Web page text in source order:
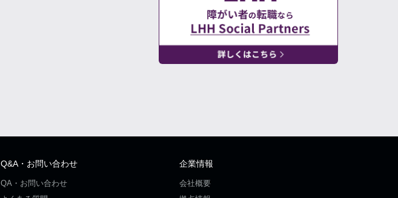
Q&A・お問い合わせ
QA・お問い合わせ
企業情報
会社概要